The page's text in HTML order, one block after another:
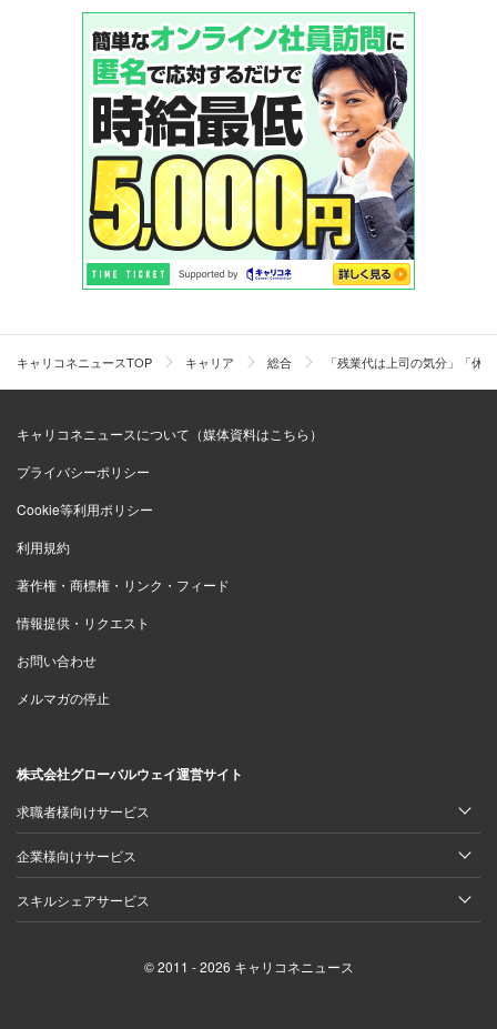
キャリコネニュースTOP キャリア 総合 「残業代は上司の気分」「
キャリコネニュースについて（媒体資料はこちら）
プライバシーポリシー
Cookie等利用ポリシー
利用規約
著作権・商標権・リンク・フィード
情報提供・リクエスト
お問い合わせ
メルマガの停止
株式会社グローバルウェイ運営サイト
求職者様向けサービス
企業様向けサービス
スキルシェアサービス
© 2011 - 2026 キャリコネニュース